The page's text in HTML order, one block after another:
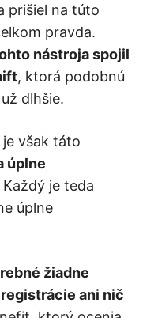
prišiel na túto
pravda.
nástroja spojil
, ktorá podobnú
dlhšie.
však táto
úplne
Každý je teda
úplne
žiadne
ani nič